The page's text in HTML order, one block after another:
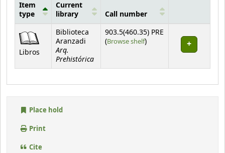
Item
type
Current
library
Call number
Libros
Biblioteca
Aranzadi
Arq.
Prehistórica
903.5(460.35) PRE
(Browse shelf(Opens below)
)
Place hold
Print
Cite